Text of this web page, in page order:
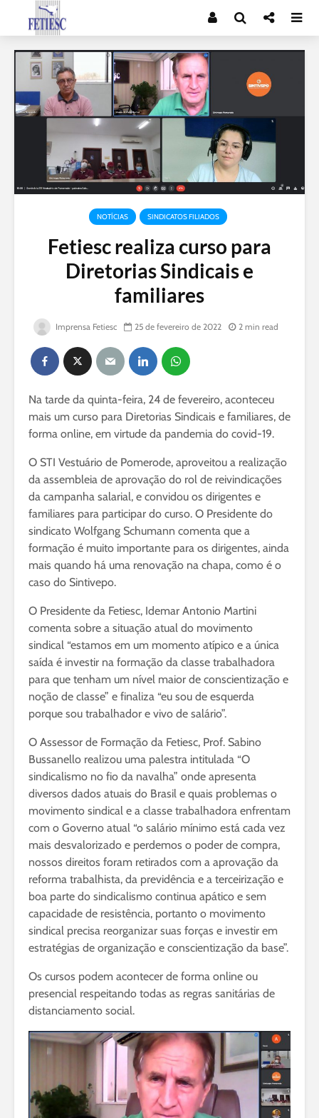
NOTÍCIAS SINDICATOS FILIADOS
Fetiesc realiza curso para
Diretorias Sindicais e
familiares
Imprensa Fetiesc 25 de fevereiro de 2022 2 min read
Na tarde da quinta-feira, 24 de fevereiro, aconteceu
mais um curso para Diretorias Sindicais e familiares, de
forma online, em virtude da pandemia do covid-19.
O STI Vestuário de Pomerode, aproveitou a realização
da assembleia de aprovação do rol de reivindicações
da campanha salarial, e convidou os dirigentes e
familiares para participar do curso. O Presidente do
sindicato Wolfgang Schumann comenta que a
formação é muito importante para os dirigentes, ainda
mais quando há uma renovação na chapa, como é o
caso do Sintivepo.
O Presidente da Fetiesc, Idemar Antonio Martini
comenta sobre a situação atual do movimento
sindical “estamos em um momento atípico e a única
saída é investir na formação da classe trabalhadora
para que tenham um nível maior de conscientização e
noção de classe” e finaliza “eu sou de esquerda
porque sou trabalhador e vivo de salário”.
O Assessor de Formação da Fetiesc, Prof. Sabino
Bussanello realizou uma palestra intitulada “O
sindicalismo no fio da navalha” onde apresenta
diversos dados atuais do Brasil e quais problemas o
movimento sindical e a classe trabalhadora enfrentam
com o Governo atual “o salário mínimo está cada vez
mais desvalorizado e perdemos o poder de compra,
nossos direitos foram retirados com a aprovação da
reforma trabalhista, da previdência e a terceirização e
boa parte do sindicalismo continua apático e sem
capacidade de resistência, portanto o movimento
sindical precisa reorganizar suas forças e investir em
estratégias de organização e conscientização da base”.
Os cursos podem acontecer de forma online ou
presencial respeitando todas as regras sanitárias de
distanciamento social.